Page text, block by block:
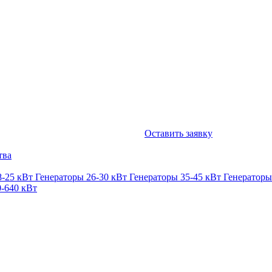
Оставить заявку
25 кВт Генераторы 26-30 кВт Генераторы 35-45 кВт
640 кВт